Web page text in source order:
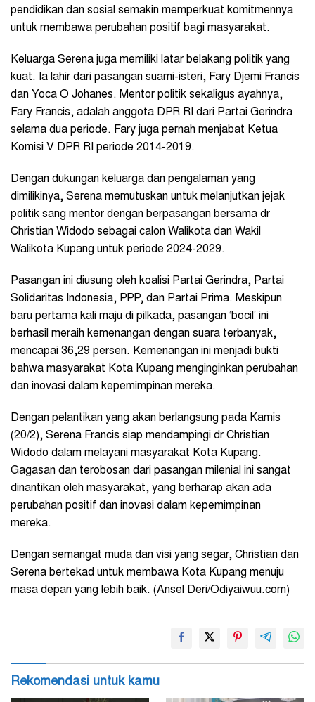
pendidikan dan sosial semakin memperkuat komitmennya
untuk membawa perubahan positif bagi masyarakat.
Keluarga Serena juga memiliki latar belakang politik yang
kuat. Ia lahir dari pasangan suami-isteri, Fary Djemi Francis
dan Yoca O Johanes. Mentor politik sekaligus ayahnya,
Fary Francis, adalah anggota DPR RI dari Partai Gerindra
selama dua periode. Fary juga pernah menjabat Ketua
Komisi V DPR RI periode 2014-2019.
Dengan dukungan keluarga dan pengalaman yang
dimilikinya, Serena memutuskan untuk melanjutkan jejak
politik sang mentor dengan berpasangan bersama dr
Christian Widodo sebagai calon Walikota dan Wakil
Walikota Kupang untuk periode 2024-2029.
Pasangan ini diusung oleh koalisi Partai Gerindra, Partai
Solidaritas Indonesia, PPP, dan Partai Prima. Meskipun
baru pertama kali maju di pilkada, pasangan ‘bocil’ ini
berhasil meraih kemenangan dengan suara terbanyak,
mencapai 36,29 persen. Kemenangan ini menjadi bukti
bahwa masyarakat Kota Kupang menginginkan perubahan
dan inovasi dalam kepemimpinan mereka.
Dengan pelantikan yang akan berlangsung pada Kamis
(20/2), Serena Francis siap mendampingi dr Christian
Widodo dalam melayani masyarakat Kota Kupang.
Gagasan dan terobosan dari pasangan milenial ini sangat
dinantikan oleh masyarakat, yang berharap akan ada
perubahan positif dan inovasi dalam kepemimpinan
mereka.
Dengan semangat muda dan visi yang segar, Christian dan
Serena bertekad untuk membawa Kota Kupang menuju
masa depan yang lebih baik. (Ansel Deri/Odiyaiwuu.com)
Rekomendasi untuk kamu